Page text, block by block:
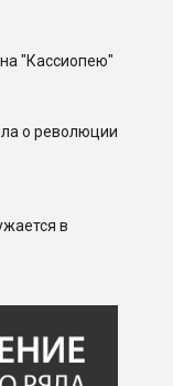
"Кассиопею"
о революции
в